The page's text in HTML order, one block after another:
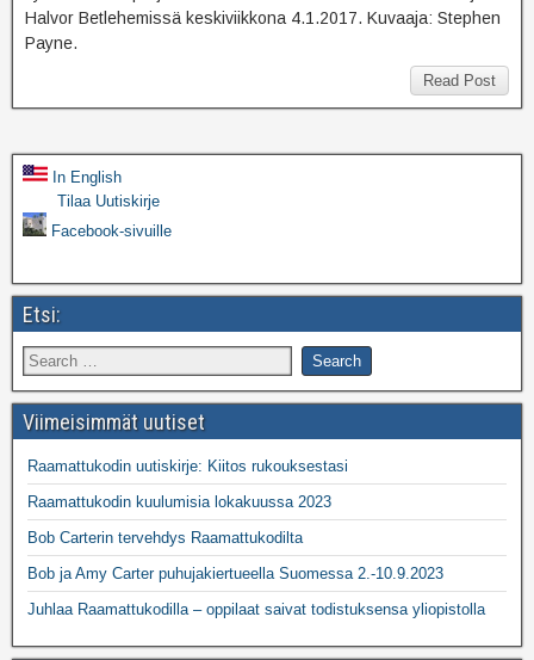
Halvor Betlehemissä keskiviikkona 4.1.2017. Kuvaaja: Stephen
Payne.
Read Post
In English
Tilaa Uutiskirje
Facebook-sivuille
Etsi:
Viimeisimmät uutiset
Raamattukodin uutiskirje: Kiitos rukouksestasi
Raamattukodin kuulumisia lokakuussa 2023
Bob Carterin tervehdys Raamattukodilta
Bob ja Amy Carter puhujakiertueella Suomessa 2.-10.9.2023
Juhlaa Raamattukodilla – oppilaat saivat todistuksensa yliopistolla